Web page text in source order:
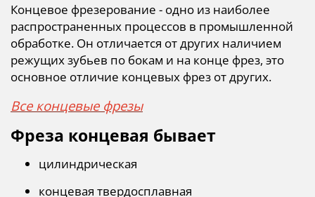
Концевое фрезерование - одно из наиболее
распространенных процессов в промышленной
обработке. Он отличается от других наличием
режущих зубьев по бокам и на конце фрез, это
основное отличие концевых фрез от других.
Все концевые фрезы
Фреза концевая бывает
цилиндрическая
концевая твердосплавная